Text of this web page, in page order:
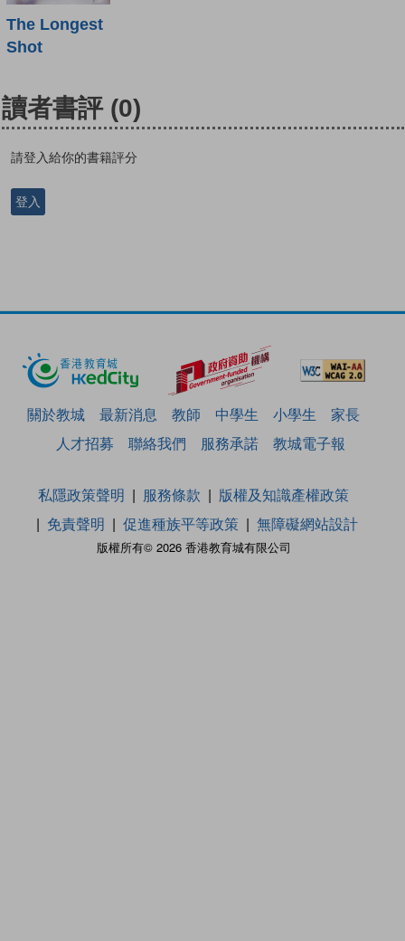
The Longest
Shot
讀者書評 (0)
請登入給你的書籍評分
登入
關於教城 最新消息 教師 中學生 小學生
家長
人才招募
聯絡我們 服務承諾 教城電子報
版權所有© 2026 香港教育城有限公司
私隱政策聲明 服務條款
版權及知識產權政策
免責聲明
促進種族平等政策 無障礙網站設計